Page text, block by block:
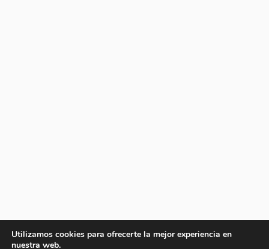
Utilizamos cookies para ofrecerte la mejor experiencia en
nuestra web.